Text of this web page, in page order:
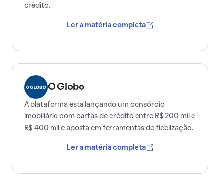
crédito.
Ler a matéria completa
O Globo
A plataforma está lançando um consórcio
imobiliário com cartas de crédito entre R$ 200 mil e
R$ 400 mil e aposta em ferramentas de fidelização.
Ler a matéria completa